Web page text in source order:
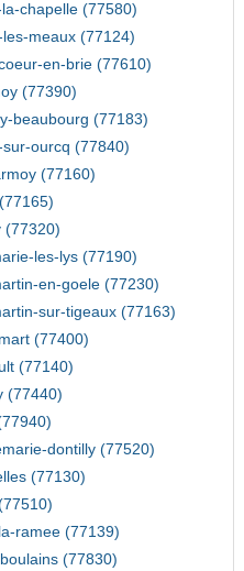
chapelle (77580)
meaux (77124)
en-brie (77610)
(77390)
beaubourg (77183)
ourcq (77840)
(77160)
(77320)
les-lys (77190)
en-goele (77230)
sur-tigeaux (77163)
(77400)
(77140)
(77440)
dontilly (77520)
(77130)
ramee (77139)
(77830)